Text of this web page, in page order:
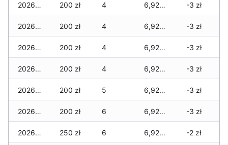
2026-07-29 200 zł 4 6,920 zł -3 zł
2026-07-28 200 zł 4 6,920 zł -3 zł
2026-07-27 200 zł 4 6,920 zł -3 zł
2026-07-26 200 zł 4 6,920 zł -3 zł
2026-07-24 200 zł 5 6,920 zł -3 zł
2026-07-23 200 zł 6 6,920 zł -3 zł
2026-07-22 250 zł 6 6,920 zł -2 zł